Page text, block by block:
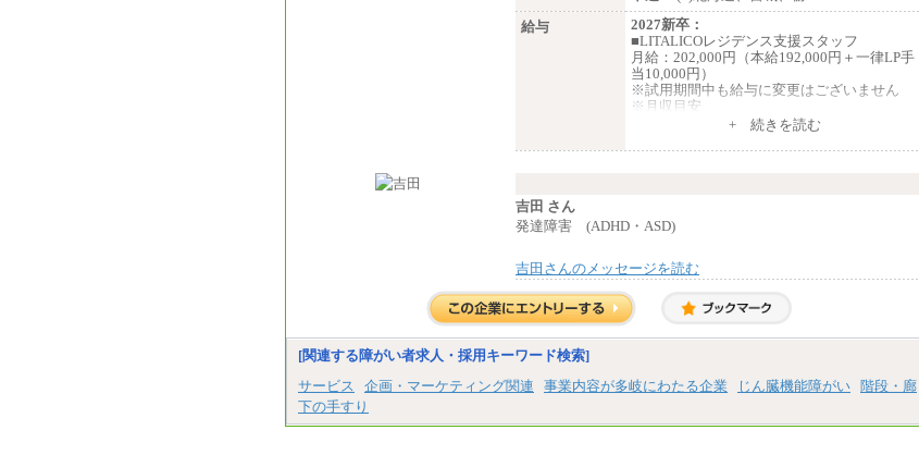
給与
2027新卒：
■LITALICOレジデンス支援スタッフ
月給：202,000円（本給192,000円＋一律LP手
当10,000円）
※試用期間中も給与に変更はございません
※月収目安
月給：202,000円
夜勤手当：28,000円（月4回）※1回7,000
円、実際の夜勤回数により変動
計：250,000円
月給：25万3,400円～
※固定残業代20時間分を手当に含む(33,900円
～)
※20時間を超過した場合は別途支給
※試用期間中も給与に変更はございません
※固定残業代20時間分を手当に含む(33,900円
※試用期間中も給与に変更はございません
+ 続きを読む
吉田 さん
発達障害 (ADHD・ASD)
吉田さんのメッセージを読む
[関連する障がい者求人・採用キーワード検索]
サービス
企画・マーケティング関連 事業内容が多岐にわたる企業 じん臓機能障がい
階段・廊
下の手すり